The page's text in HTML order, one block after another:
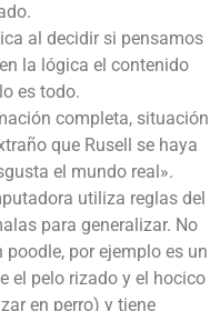
al decidir si pensamos
la lógica el contenido
es todo.
completa, situación
que Rusell se haya
el mundo real».
utiliza reglas del
para generalizar. No
por ejemplo es un
el pelo rizado y el hocico
en perro) y tiene